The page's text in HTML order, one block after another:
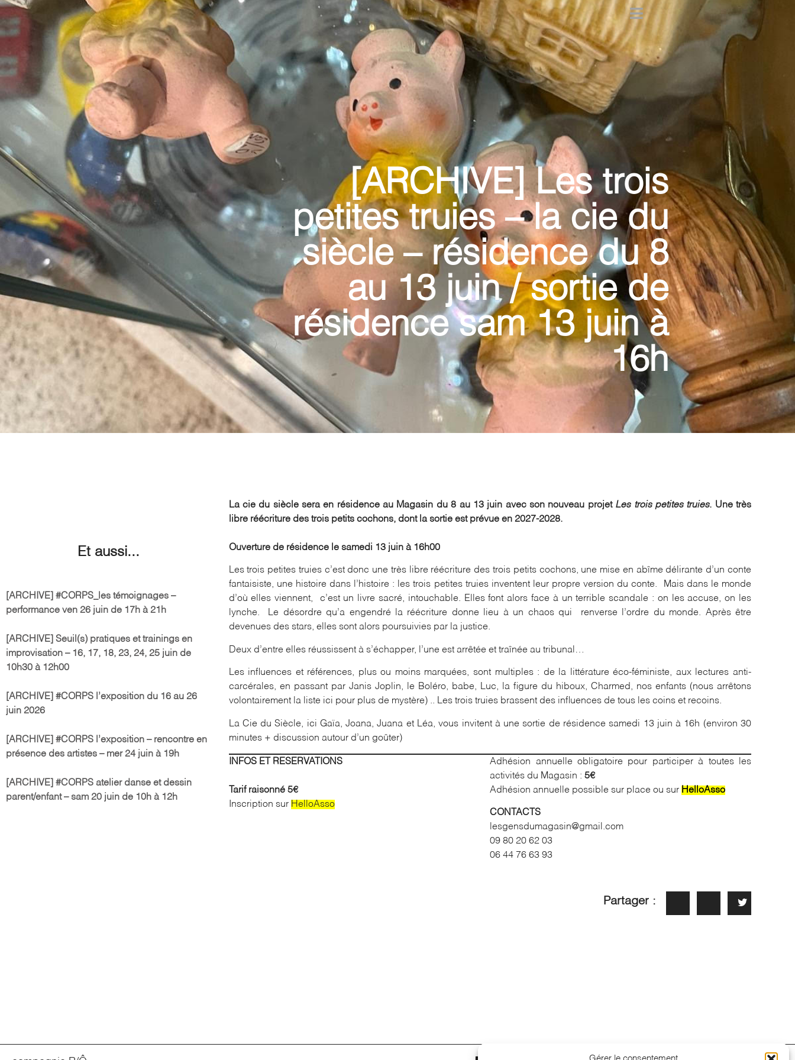
[ARCHIVE] Les trois
petites truies – la cie du
siècle – résidence du 8
au 13 juin / sortie de
résidence sam 13 juin à
16h
Et aussi...
[ARCHIVE] #CORPS_les témoignages –
performance ven 26 juin de 17h à 21h
[ARCHIVE] Seuil(s) pratiques et trainings en
improvisation – 16, 17, 18, 23, 24, 25 juin de
10h30 à 12h00
[ARCHIVE] #CORPS l’exposition du 16 au 26
juin 2026
[ARCHIVE] #CORPS l’exposition – rencontre en
présence des artistes – mer 24 juin à 19h
[ARCHIVE] #CORPS atelier danse et dessin
parent/enfant – sam 20 juin de 10h à 12h
La cie du siècle sera en résidence au Magasin du 8 au 13 juin avec son nouveau projet Les trois petites truies. Une très
libre réécriture des trois petits cochons, dont la sortie est prévue en 2027-2028.
Ouverture de résidence le samedi 13 juin à 16h00
Les trois petites truies c’est donc une très libre réécriture des trois petits cochons, une mise en abîme délirante d’un conte
fantaisiste, une histoire dans l’histoire : les trois petites truies inventent leur propre version du conte. Mais dans le monde
d’où elles viennent, c’est un livre sacré, intouchable. Elles font alors face à un terrible scandale : on les accuse, on les
lynche. Le désordre qu’a engendré la réécriture donne lieu à un chaos qui renverse l’ordre du monde. Après être
devenues des stars, elles sont alors poursuivies par la justice.
Deux d’entre elles réussissent à s’échapper, l’une est arrêtée et traînée au tribunal…
Les influences et références, plus ou moins marquées, sont multiples : de la littérature éco-féministe, aux lectures anti-
carcérales, en passant par Janis Joplin, le Boléro, babe, Luc, la figure du hiboux, Charmed, nos enfants (nous arrêtons
volontairement la liste ici pour plus de mystère) .. Les trois truies brassent des influences de tous les coins et recoins.
La Cie du Siècle, ici Gaïa, Joana, Juana et Léa, vous invitent à une sortie de résidence samedi 13 juin à 16h (environ 30
minutes + discussion autour d’un goûter)
INFOS ET RESERVATIONS
Tarif raisonné 5€
Inscription sur HelloAsso
Adhésion annuelle obligatoire pour participer à toutes les
activités du Magasin :5€
Adhésion annuelle possible sur place ou sur HelloAsso
CONTACTS
lesgensdumagasin@gmail.com
09 80 20 62 03
06 44 76 63 93
Partager :